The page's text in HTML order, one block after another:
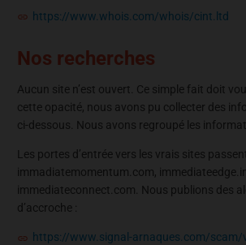
https://www.whois.com/whois/cint.ltd
Nos recherches
Aucun site n’est ouvert. Ce simple fait doit
cette opacité, nous avons pu collecter des
ci-dessous. Nous avons regroupé les
Les portes d’entrée vers les vrais sites
immadiatemomentum.com,
immediateconnect.com. Nous publions des
d’accroche :
https://www.signal-arnaques.com/scam/